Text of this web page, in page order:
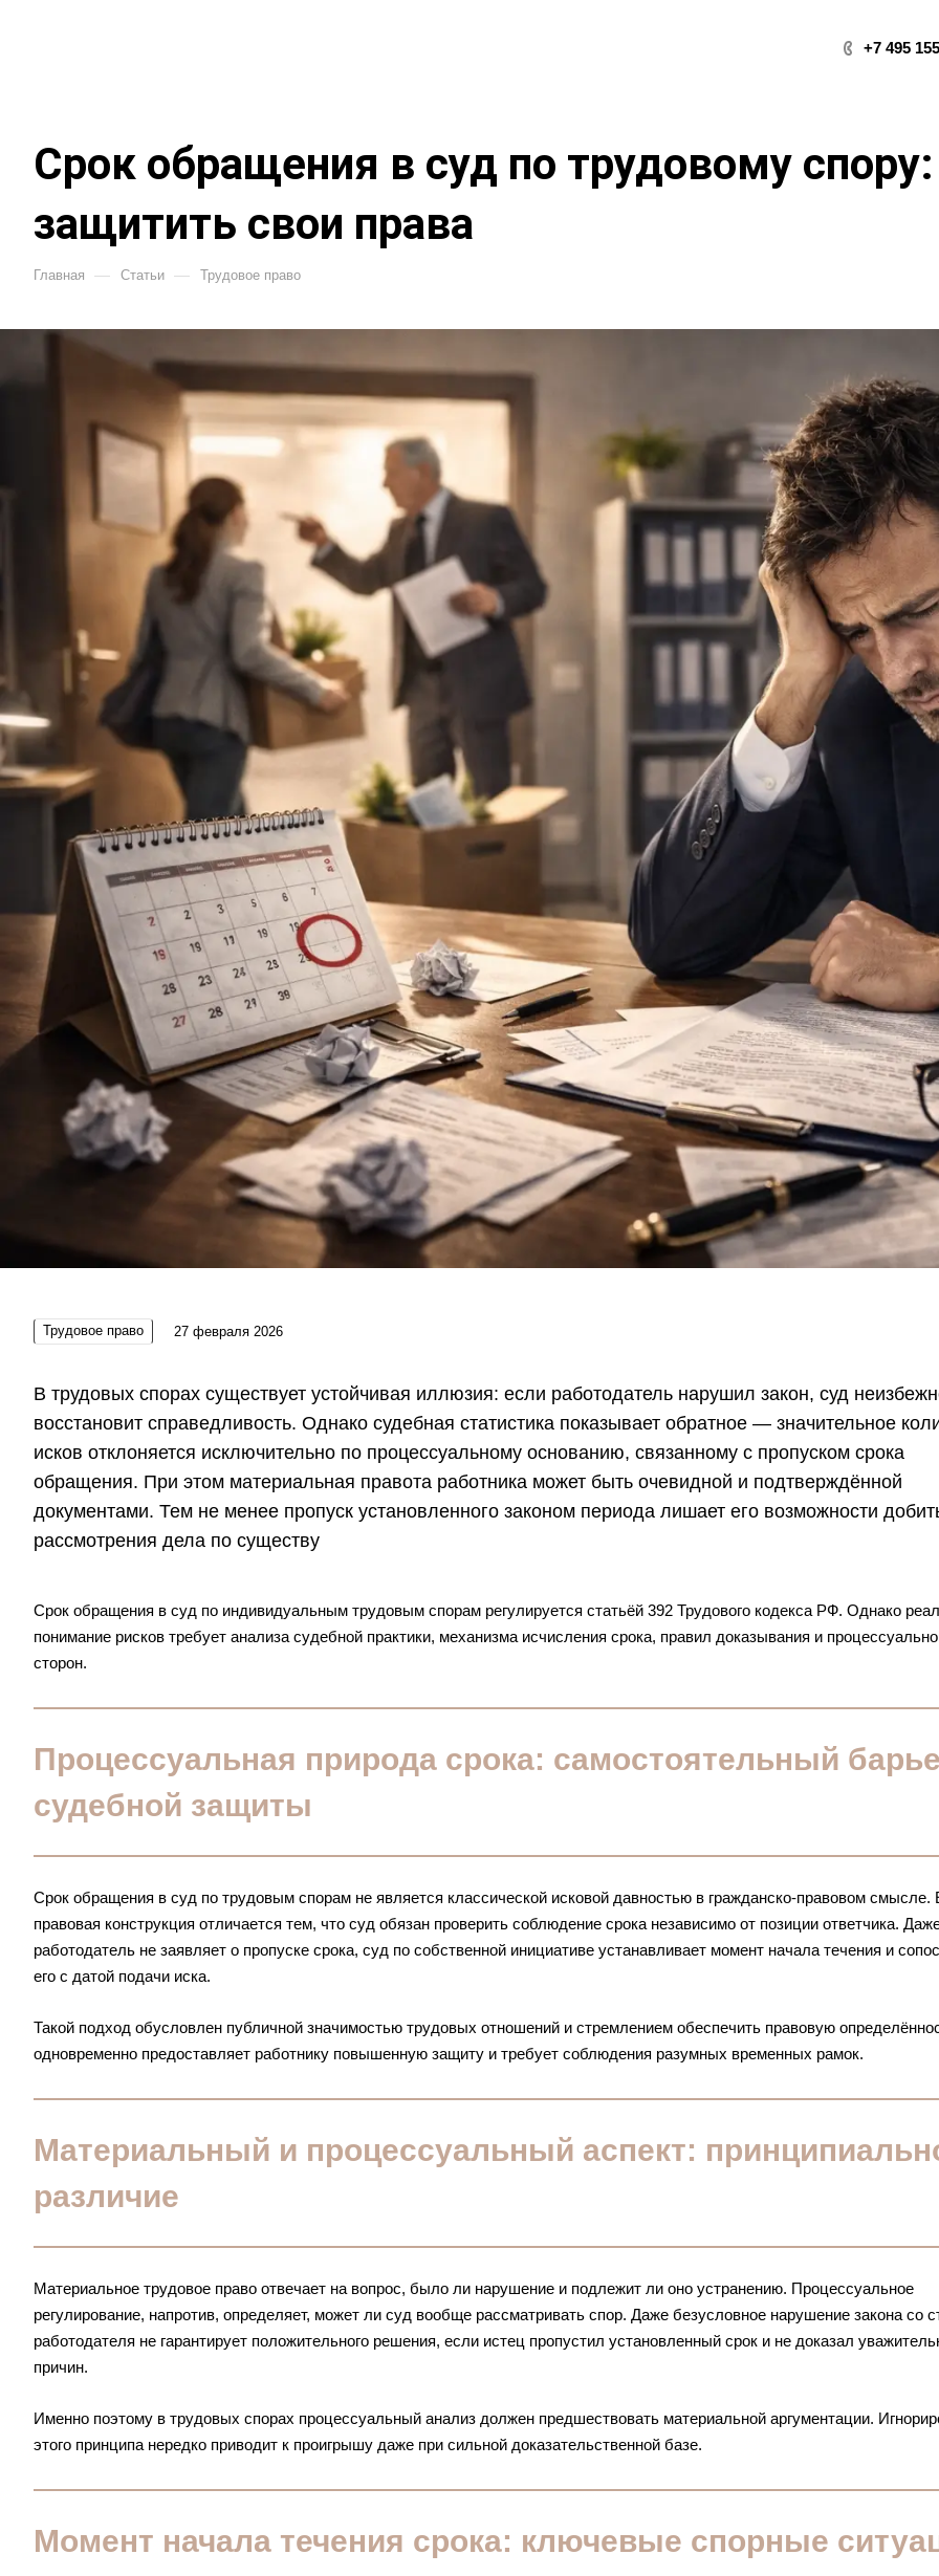
+7 495
Срок обращения в суд по трудовому
защитить свои права
Главная — Статьи — Трудовое право
Трудовое право 27 февраля 2026
В трудовых спорах существует устойчивая иллюзия: если работодатель нарушил закон, суд
восстановит справедливость. Однако судебная статистика показывает обратное — значительное
исков отклоняется исключительно по процессуальному основанию, связанному с пропуском срока
обращения. При этом материальная правота работника может быть очевидной и подтверждённой
документами. Тем не менее пропуск установленного законом периода лишает его возможности
рассмотрения дела по существу
Срок обращения в суд по индивидуальным трудовым спорам регулируется статьёй 392 Трудового кодекса РФ. Однако
понимание рисков требует анализа судебной практики, механизма исчисления срока, правил доказывания и
сторон.
Процессуальная природа срока: самостоятельный
судебной защиты
Срок обращения в суд по трудовым спорам не является классической исковой давностью в гражданско-правовом смысле.
правовая конструкция отличается тем, что суд обязан проверить соблюдение срока независимо от позиции ответчика.
работодатель не заявляет о пропуске срока, суд по собственной инициативе устанавливает момент начала течения и
его с датой подачи иска.
Такой подход обусловлен публичной значимостью трудовых отношений и стремлением обеспечить правовую
одновременно предоставляет работнику повышенную защиту и требует соблюдения разумных временных рамок.
Материальный и процессуальный аспект:
различие
Материальное трудовое право отвечает на вопрос, было ли нарушение и подлежит ли оно устранению. Процессуальное
регулирование, напротив, определяет, может ли суд вообще рассматривать спор. Даже безусловное нарушение закона со
работодателя не гарантирует положительного решения, если истец пропустил установленный срок и не доказал
причин.
Именно поэтому в трудовых спорах процессуальный анализ должен предшествовать материальной аргументации.
этого принципа нередко приводит к проигрышу даже при сильной доказательственной базе.
Момент начала течения срока: ключевые спорные